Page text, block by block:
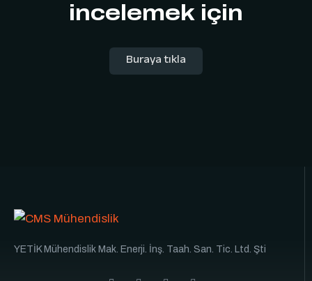
incelemek için
Buraya tıkla
YETİK Mühendislik Mak. Enerji. İnş. Taah. San. Tic. Ltd. Şti